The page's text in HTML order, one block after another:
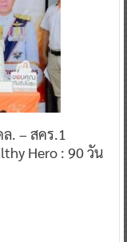
. – สคร.1
Hero : 90 วัน